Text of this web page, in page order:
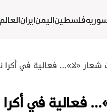
فلسطيناليمنايرانالعالم
«لا»… فعالية في
فعالية في أكرا